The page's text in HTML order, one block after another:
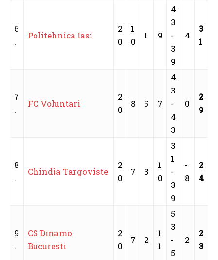
6
.
Politehnica Iasi
2
0
1
0
1 9
4
3
-
3
9
4
3
1
7
.
FC Voluntari
2
0
8 5 7
4
3
-
4
3
0
2
9
8
.
Chindia Targoviste
2
0
7 3
1
0
3
1
-
3
9
-
8
2
4
9
.
CS Dinamo
Bucuresti
2
0
7 2
1
1
5
3
-
5
2
2
3